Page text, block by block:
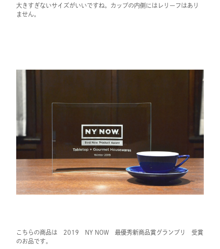
大きすぎないサイズがいいですね。カップの内側にはレリーフはあり
ません。
こちらの商品は 2019 NY NOW 最優秀新商品賞グランプリ 受賞
のお品です。